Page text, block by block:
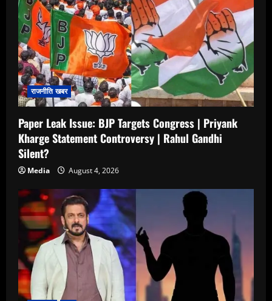
राजनीति खबर
Paper Leak Issue: BJP Targets Congress | Priyank
Kharge Statement Controversy | Rahul Gandhi
Silent?
Media August 4, 2026